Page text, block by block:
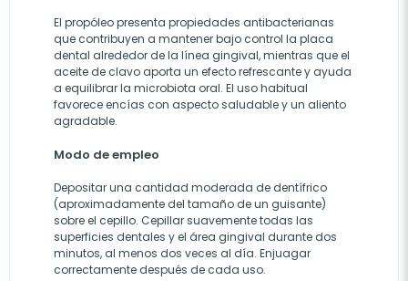
El propóleo presenta propiedades antibacterianas
que contribuyen a mantener bajo control la placa
dental alrededor de la línea gingival, mientras que el
aceite de clavo aporta un efecto refrescante y ayuda
a equilibrar la microbiota oral. El uso habitual
favorece encías con aspecto saludable y un aliento
agradable.
Modo de empleo
Depositar una cantidad moderada de dentífrico
(aproximadamente del tamaño de un guisante)
sobre el cepillo. Cepillar suavemente todas las
superficies dentales y el área gingival durante dos
minutos, al menos dos veces al día. Enjuagar
correctamente después de cada uso.